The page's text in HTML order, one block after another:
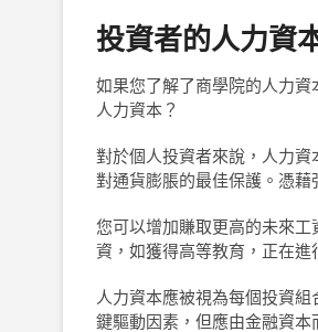
投資者的人力資
如果您了解了商學院的人力
人力資本？
對於個人投資者來說，人力
對通貨膨脹的最佳保護。憑
您可以增加賺取更高的未來
資，如獲得高等教育，正在進
人力資本應被視為每個投資
鍵驅動因素，但應由金融資本